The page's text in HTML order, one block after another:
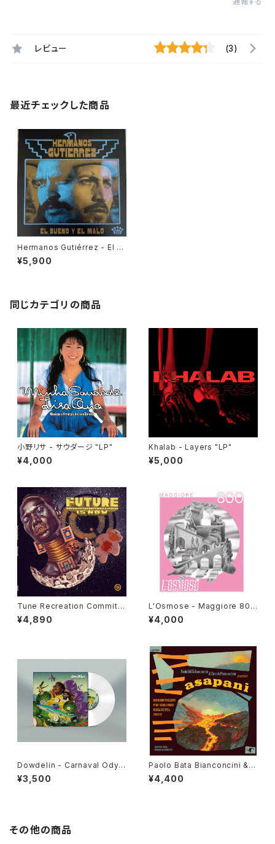
レビュー (3)
最近チェックした商品
Hermanos Gutiérrez - El B
ueno Y El Malo "LP"
¥5,900
同じカテゴリの商品
小野リサ - サウダージ "LP"
¥4,000
Khalab - Layers "LP"
¥5,000
Tune Recreation Committe
e - The Future Is Now "LP"
¥4,890
L'Osmose - Maggiore 800
"LP"
¥4,000
Dowdelin - Carnaval Odys
sey "LP"
¥3,500
Paolo Bata Bianconcini & C
ircolo Psiconautico - Asap
ani "LP"
¥4,400
その他の商品